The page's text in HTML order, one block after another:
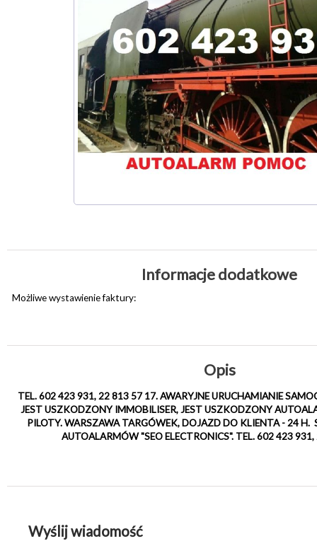
Informacje dodatkowe
Możliwe wystawienie faktury:
Opis
TEL. 602 423 931, 22 813 57 17. AWARYJNE URUCHAMIANIE
JEST USZKODZONY IMMOBILISER, JEST USZKODZONY
PILOTY. WARSZAWA TARGÓWEK, DOJAZD DO KLIENTA - 24 H.
AUTOALARMÓW "SEO ELECTRONICS". TEL. 602 423
Wyślij wiadomość